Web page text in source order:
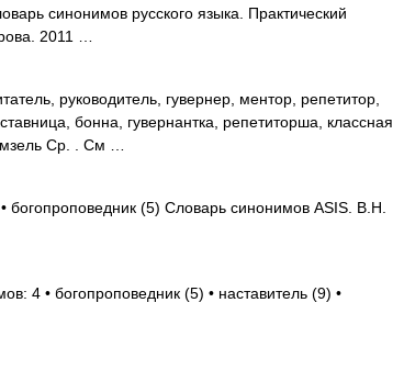
синонимов русского языка. Практический
2011 …
руководитель, гувернер, ментор, репетитор,
бонна, гувернантка, репетиторша, классная
Ср. . См …
(5) Словарь синонимов ASIS. В.Н.
4 • богопроповедник (5) • наставитель (9) •